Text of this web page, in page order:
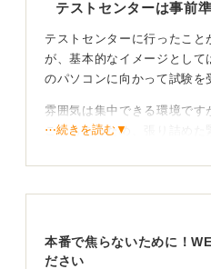
テストセンターは事前
テストセンターに行ったこ
が、基本的なイメージとして
のパソコンに向かって試験を
雰囲気は集中できる環境です
こともあるため、張り詰めた
当日の持ち物や服装について
⋯続きを読む▼
本番で焦らないために！
ださい